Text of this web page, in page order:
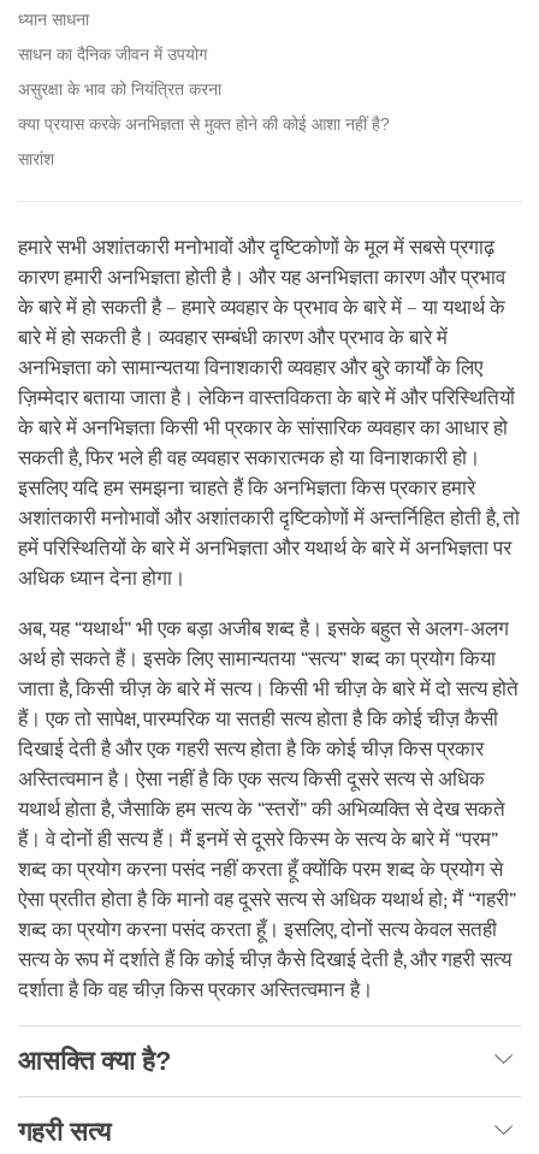
ध्यान साधना
साधन का दैनिक जीवन में उपयोग
असुरक्षा के भाव को नियंत्रित करना
क्या प्रयास करके अनभिज्ञता से मुक्त होने की कोई आशा नहीं है?
सारांश
हमारे सभी अशांतकारी मनोभावों और दृष्टिकोणों के मूल में सबसे प्रगाढ़
कारण हमारी अनभिज्ञता होती है। और यह अनभिज्ञता कारण और प्रभाव
के बारे में हो सकती है – हमारे व्यवहार के प्रभाव के बारे में – या यथार्थ के
बारे में हो सकती है। व्यवहार सम्बंधी कारण और प्रभाव के बारे में
अनभिज्ञता को सामान्यतया विनाशकारी व्यवहार और बुरे कार्यों के लिए
ज़िम्मेदार बताया जाता है। लेकिन वास्तविकता के बारे में और परिस्थितियों
के बारे में अनभिज्ञता किसी भी प्रकार के सांसारिक व्यवहार का आधार हो
सकती है, फिर भले ही वह व्यवहार सकारात्मक हो या विनाशकारी हो।
इसलिए यदि हम समझना चाहते हैं कि अनभिज्ञता किस प्रकार हमारे
अशांतकारी मनोभावों और अशांतकारी दृष्टिकोणों में अन्तर्निहित होती है, तो
हमें परिस्थितियों के बारे में अनभिज्ञता और यथार्थ के बारे में अनभिज्ञता पर
अधिक ध्यान देना होगा।
अब, यह “यथार्थ” भी एक बड़ा अजीब शब्द है। इसके बहुत से अलग-अलग
अर्थ हो सकते हैं। इसके लिए सामान्यतया “सत्य” शब्द का प्रयोग किया
जाता है, किसी चीज़ के बारे में सत्य। किसी भी चीज़ के बारे में दो सत्य होते
हैं। एक तो सापेक्ष, पारम्परिक या सतही सत्य होता है कि कोई चीज़ कैसी
दिखाई देती है और एक गहरी सत्य होता है कि कोई चीज़ किस प्रकार
अस्तित्वमान है। ऐसा नहीं है कि एक सत्य किसी दूसरे सत्य से अधिक
यथार्थ होता है, जैसाकि हम सत्य के “स्तरों” की अभिव्यक्ति से देख सकते
हैं। वे दोनों ही सत्य हैं। मैं इनमें से दूसरे किस्म के सत्य के बारे में “परम”
शब्द का प्रयोग करना पसंद नहीं करता हूँ क्योंकि परम शब्द के प्रयोग से
ऐसा प्रतीत होता है कि मानो वह दूसरे सत्य से अधिक यथार्थ हो; मैं “गहरी”
शब्द का प्रयोग करना पसंद करता हूँ। इसलिए, दोनों सत्य केवल सतही
सत्य के रूप में दर्शाते हैं कि कोई चीज़ कैसे दिखाई देती है, और गहरी सत्य
दर्शाता है कि वह चीज़ किस प्रकार अस्तित्वमान है।
आसक्ति क्या है?
गहरी सत्य